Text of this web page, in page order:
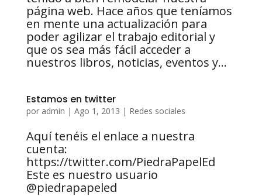
página web. Hace años que teníamos
en mente una actualización para
poder agilizar el trabajo editorial y
que os sea más fácil acceder a
nuestros libros, noticias, eventos y...
Estamos en twitter
por admin | Ago 1, 2013 | Redes sociales
Aquí tenéis el enlace a nuestra
cuenta:
https://twitter.com/PiedraPapelEd
Este es nuestro usuario
@piedrapapeled